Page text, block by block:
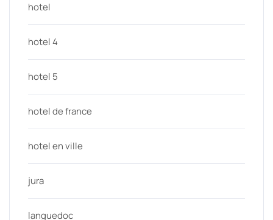
hotel
hotel 4
hotel 5
hotel de france
hotel en ville
jura
languedoc